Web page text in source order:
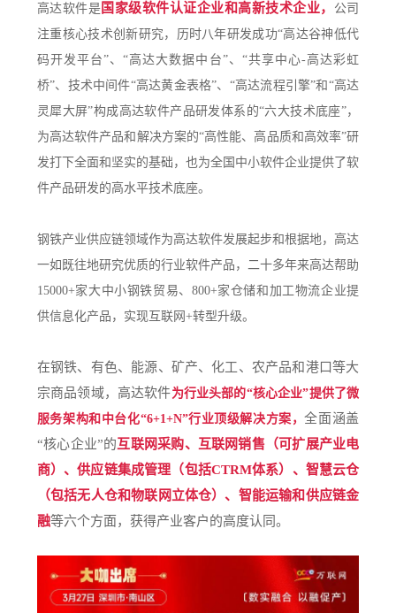
高达软件是 国家级软件认证企业和高新技术企业，
公司
注重核心技术创新研究，历时八年研发成功“高达谷神低代
码开发平台”、“高达大数据中台”、“共享中心-高达彩虹
桥”、技术中间件“高达黄金表格”、“高达流程引擎”和“高达
灵犀大屏”构成高达软件产品研发体系的“六大技术底座”，
为高达软件产品和解决方案的“高性能、高品质和高效率”研
发打下全面和坚实的基础，也为全国中小软件企业提供了软
件产品研发的高水平技术底座。
钢铁产业供应链领域作为高达软件发展起步和根据地，高达
一如既往地研究优质的行业软件产品，二十多年来高达帮助
15000+家大中小钢铁贸易、800+家仓储和加工物流企业提
供信息化产品，实现互联网+转型升级。
在钢铁、有色、能源、矿产、化工、农产品和港口等大
宗商品领域，高达软件为行业头部的“核心企业”提供了微
服务架构和中台化“6+1+N”行业顶级解决方案，全面涵盖
“核心企业”的互联网采购、互联网销售（可扩展产业电
商）、供应链集成管理（包括CTRM体系）、智慧云仓
（包括无人仓和物联网立体仓）、智能运输和供应链金
融等六个方面，获得产业客户的高度认同。